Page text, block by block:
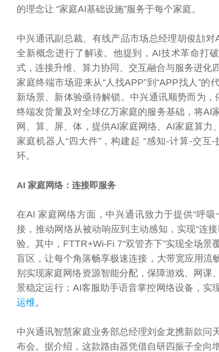
的理念让 “家庭AI基础设施”服务于每个家庭。
中兴通讯副总裁、有线产品市场总经理胡俊劼对
全新概念进行了解读。他提到，AI技术革命打
式，连接升维、算力协同、交互融合与服务进化
家庭终端市场迎来从“人找APP”到“APP找人”的
新场景、新体验亟待解锁。中兴通讯顺势而为，
终端发货量及对全球亿万家庭的服务基础，将AI
网、算、屏、体，提供AI家庭网络、AI家庭算力
家庭机器人“四大件”，构建起 “感知-计算-交互-
环。
AI 家庭网络：连接即服务
在AI 家庭网络方面，中兴通讯致力于提供“呼吸
接，推动网络从被动响应到主动感知，实现“连
验。其中，FTTR+Wi-Fi 7“双管齐下”实现全场景
盲区，让每个角落畅享极速连接，大带宽应用流
别实现家庭网络资源智能分配，保障游戏、网课
景稳定运行；AI客服助手语音掌控网络设备，实
运维。
中兴通讯智慧家庭业务部总经理刘金龙携新款问
布会。据介绍，这款路由器凭借自研四振子全向